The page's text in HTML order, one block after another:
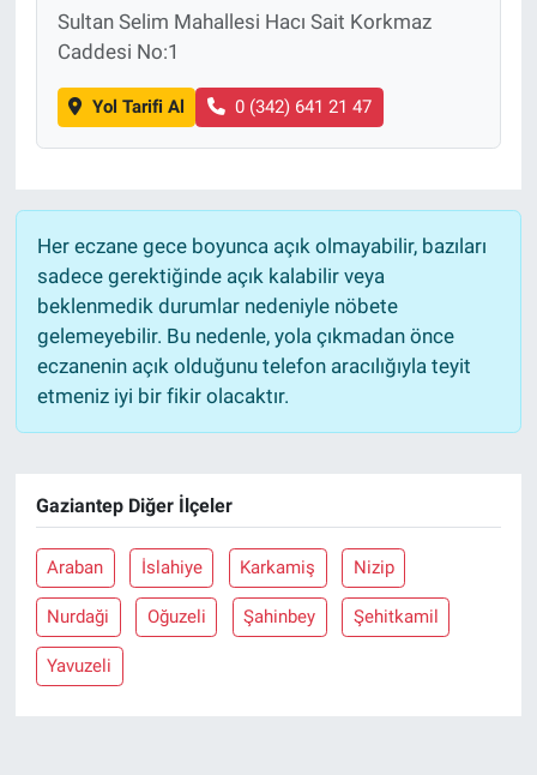
Sultan Selim Mahallesi Hacı Sait Korkmaz
Caddesi No:1
Yol Tarifi Al 0 (342) 641 21 47
Her eczane gece boyunca açık olmayabilir, bazıları
sadece gerektiğinde açık kalabilir veya
beklenmedik durumlar nedeniyle nöbete
gelemeyebilir. Bu nedenle, yola çıkmadan önce
eczanenin açık olduğunu telefon aracılığıyla teyit
etmeniz iyi bir fikir olacaktır.
Gaziantep Diğer İlçeler
Araban İslahiye Karkamiş Nizip
Nurdaği Oğuzeli Şahinbey Şehitkamil
Yavuzeli